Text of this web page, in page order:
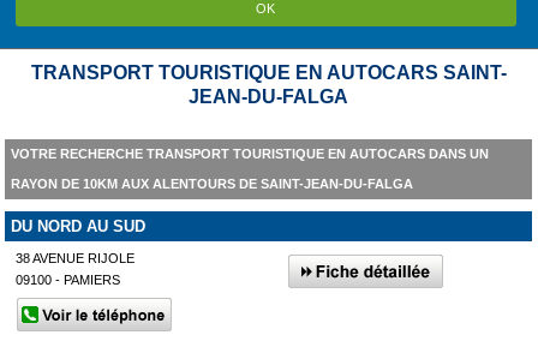
OK
TRANSPORT TOURISTIQUE EN AUTOCARS SAINT-
JEAN-DU-FALGA
VOTRE RECHERCHE TRANSPORT TOURISTIQUE EN AUTOCARS DANS UN
RAYON DE 10KM AUX ALENTOURS DE SAINT-JEAN-DU-FALGA
DU NORD AU SUD
38 AVENUE RIJOLE
09100 - PAMIERS